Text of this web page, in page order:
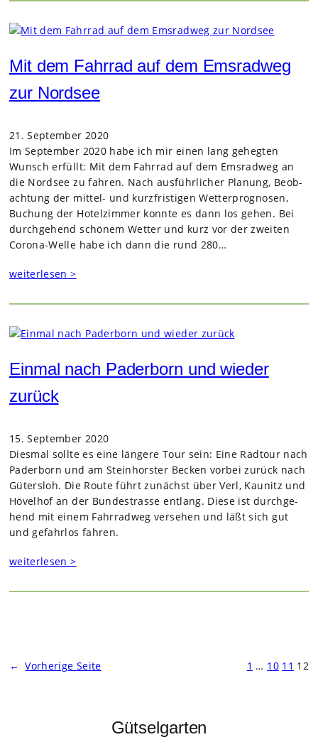
Mit dem Fahrrad auf dem Emsradweg
zur Nordsee
21. September 2020
Im Sep­tem­ber 2020 habe ich mir einen lang geheg­ten
Wunsch erfüllt: Mit dem Fahr­rad auf dem Ems­rad­weg an
die Nord­see zu fah­ren. Nach aus­führ­li­cher Pla­nung, Beob­
ach­tung der mit­tel- und kurz­fris­ti­gen Wet­ter­pro­gno­sen,
Buchung der Hotel­zim­mer konnte es dann los gehen. Bei
durch­ge­hend schö­nem Wet­ter und kurz vor der zwei­ten
Corona-Welle habe ich dann die rund 280…
weiterlesen >
Einmal nach Paderborn und wieder
zurück
15. September 2020
Dies­mal sollte es eine län­gere Tour sein: Eine Rad­tour nach
Pader­born und am Stein­hors­ter Becken vor­bei zurück nach
Güters­loh. Die Route führt zunächst über Verl, Kau­nitz und
Hövel­hof an der Bun­de­strasse ent­lang. Diese ist durch­ge­
hend mit einem Fahr­rad­weg ver­se­hen und läßt sich gut
und gefahr­los fah­ren.
weiterlesen >
← Vorherige Seite 1 … 10 11 12
Gütselgarten